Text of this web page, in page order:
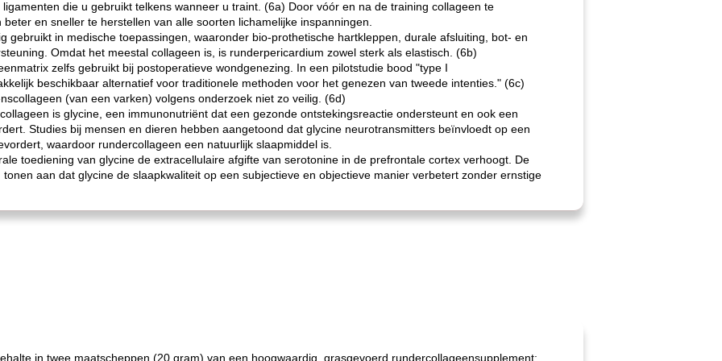
die u gebruikt telkens wanneer u traint. (6a) Door vóór en na de training collageen te
en sneller te herstellen van alle soorten lichamelijke inspanningen.
gebruikt in medische toepassingen, waaronder bio-prothetische hartkleppen, durale afsluiting, bot- en
Omdat het meestal collageen is, is runderpericardium zowel sterk als elastisch. (6b)
zelfs gebruikt bij postoperatieve wondgenezing. In een pilotstudie bood "type I
beschikbaar alternatief voor traditionele methoden voor het genezen van tweede intenties." (6c)
(van een varken) volgens onderzoek niet zo veilig. (6d)
is glycine, een immunonutriënt dat een gezonde ontstekingsreactie ondersteunt en ook een
Studies bij mensen en dieren hebben aangetoond dat glycine neurotransmitters beïnvloedt op een
waardoor rundercollageen een natuurlijk slaapmiddel is.
toediening van glycine de extracellulaire afgifte van serotonine in de prefrontale cortex verhoogt. De
aan dat glycine de slaapkwaliteit op een subjectieve en objectieve manier verbetert zonder ernstige
in twee maatscheppen (20 gram) van een hoogwaardig, grasgevoerd rundercollageensupplement: